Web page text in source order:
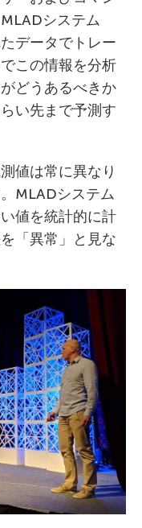
システム
データでトレー
この情報を分析
どうあるべきか
い先まで予測す
値は常に異なり
MLADシステム
値を統計的に計
「異常」と見な